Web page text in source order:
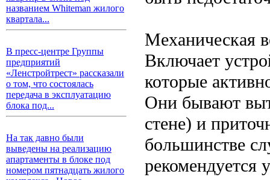
названием Whiteman жилого
квартала...
В пресс-центре Группы
предприятий
«Ленстройтрест» рассказали
о том, что состоялась
передача в эксплуатацию
блока под...
На так давно были
выведены на реализацию
апартаменты в блоке под
номером пятнадцать жилого
Механическая
Включает
которые
Они бывают
стене) и
большинстве
рекомендуется